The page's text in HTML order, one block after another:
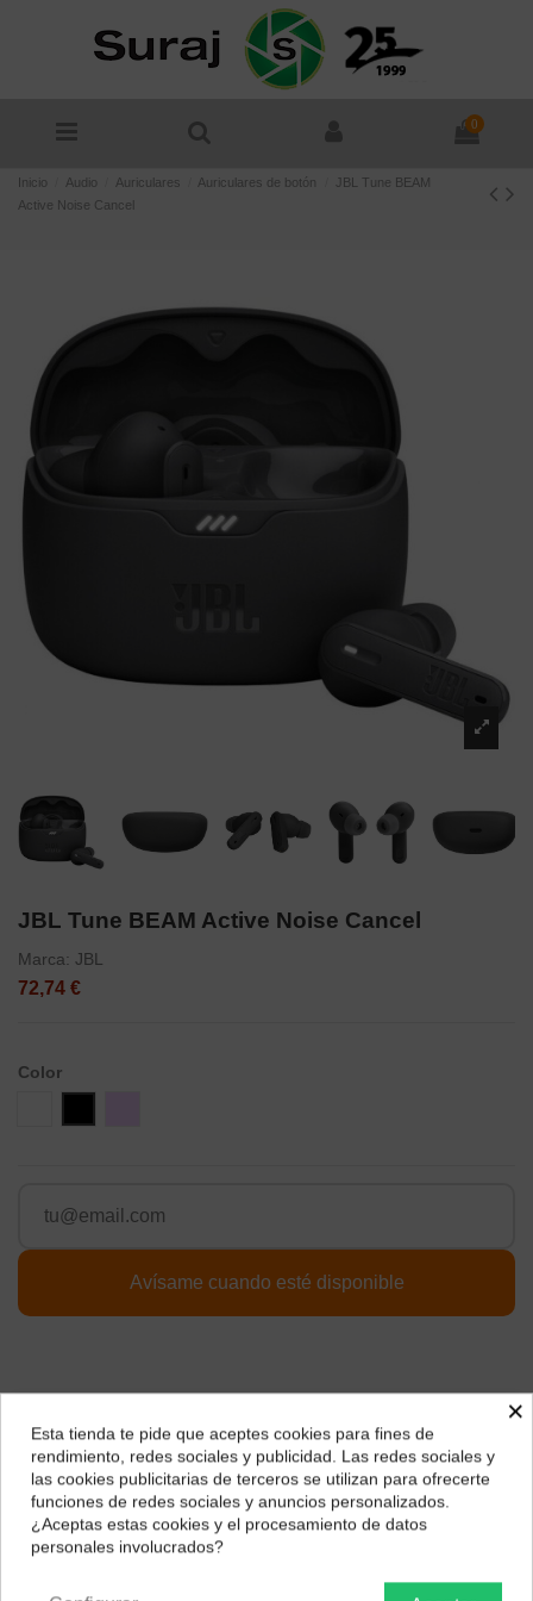
0
Inicio Audio Auriculares Auriculares de botón
JBL Tune BEAM
Active Noise Cancel
JBL Tune BEAM Active Noise Cancel
Marca: JBL
72,74 €
Color
Descripción
¿Dónde deseas recibir tu pedido?
Selecciona tu ubicación para mostrarte los precios e
impuestos correctos para tu región.
×
Esta tienda te pide que aceptes cookies para fines de
rendimiento, redes sociales y publicidad. Las redes sociales y
las cookies publicitarias de terceros se utilizan para ofrecerte
funciones de redes sociales y anuncios personalizados.
¿Aceptas estas cookies y el procesamiento de datos
personales involucrados?